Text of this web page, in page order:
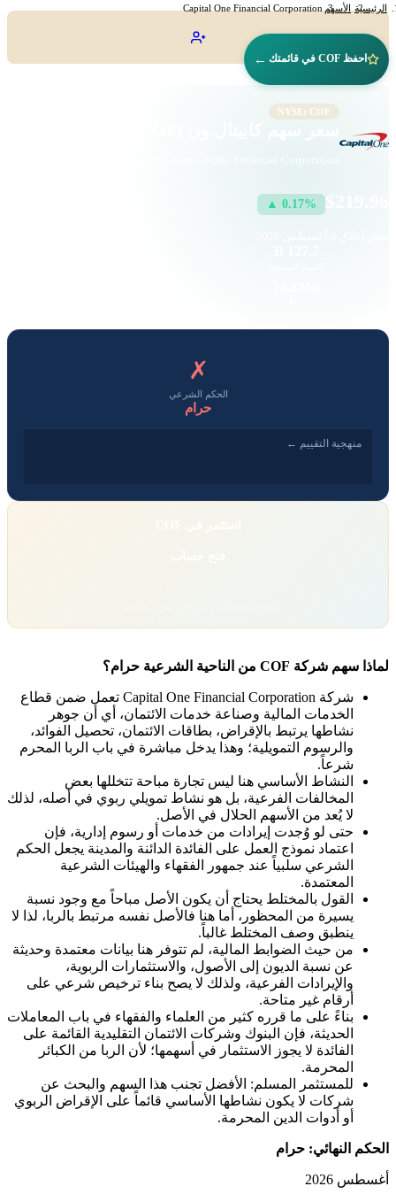
الرئيسية الأسهم Capital One Financial Corporation
احفظ COF في قائمتك ←
NYSE: COF
▲ 0.17%
✗
الحكم الشرعي
حرام
منهجية التقييم ←
لماذا سهم شركة COF من الناحية الشرعية حرام؟
شركة Capital One Financial Corporation تعمل ضمن قطاع
الخدمات المالية وصناعة خدمات الائتمان، أي أن جوهر
نشاطها يرتبط بالإقراض، بطاقات الائتمان، تحصيل الفوائد،
والرسوم التمويلية؛ وهذا يدخل مباشرة في باب الربا المحرم
شرعاً.
النشاط الأساسي هنا ليس تجارة مباحة تتخللها بعض
المخالفات الفرعية، بل هو نشاط تمويلي ربوي في أصله، لذلك
لا يُعد من الأسهم الحلال في الأصل.
حتى لو وُجدت إيرادات من خدمات أو رسوم إدارية، فإن
اعتماد نموذج العمل على الفائدة الدائنة والمدينة يجعل الحكم
الشرعي سلبياً عند جمهور الفقهاء والهيئات الشرعية
المعتمدة.
القول بالمختلط يحتاج أن يكون الأصل مباحاً مع وجود نسبة
يسيرة من المحظور، أما هنا فالأصل نفسه مرتبط بالربا، لذا لا
ينطبق وصف المختلط غالباً.
من حيث الضوابط المالية، لم تتوفر هنا بيانات معتمدة وحديثة
عن نسبة الديون إلى الأصول، والاستثمارات الربوية،
والإيرادات الفرعية، ولذلك لا يصح بناء ترخيص شرعي على
أرقام غير متاحة.
بناءً على ما قرره كثير من العلماء والفقهاء في باب المعاملات
الحديثة، فإن البنوك وشركات الائتمان التقليدية القائمة على
الفائدة لا يجوز الاستثمار في أسهمها؛ لأن الربا من الكبائر
المحرمة.
للمستثمر المسلم: الأفضل تجنب هذا السهم والبحث عن
شركات لا يكون نشاطها الأساسي قائماً على الإقراض الربوي
أو أدوات الدين المحرمة.
الحكم النهائي: حرام
أغسطس 2026